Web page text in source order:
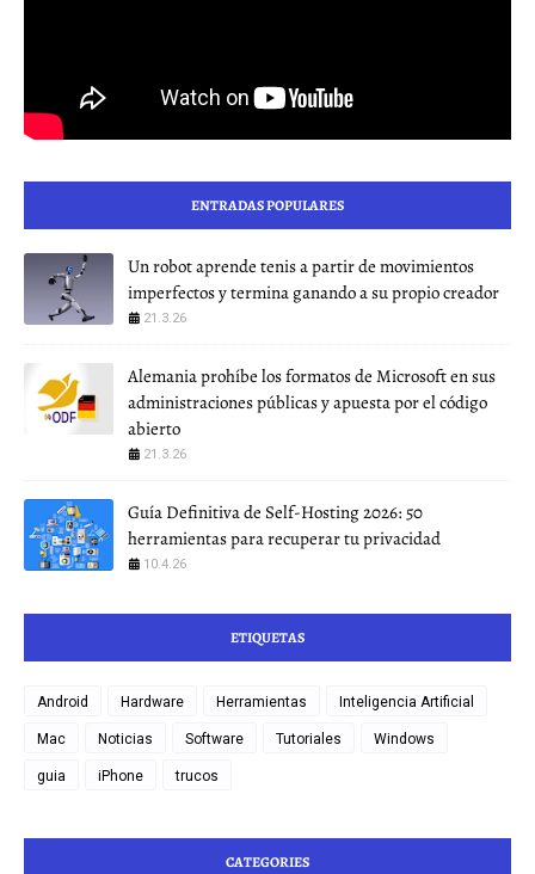
ENTRADAS POPULARES
Un robot aprende tenis a partir de movimientos
imperfectos y termina ganando a su propio creador
21.3.26
Alemania prohíbe los formatos de Microsoft en sus
administraciones públicas y apuesta por el código
abierto
21.3.26
Guía Definitiva de Self-Hosting 2026: 50
herramientas para recuperar tu privacidad
10.4.26
ETIQUETAS
Android Hardware Herramientas Inteligencia Artificial
Mac Noticias Software Tutoriales Windows
guia iPhone trucos
CATEGORIES